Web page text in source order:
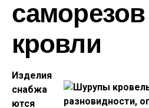
кровли
Изделия
снабжа
ются